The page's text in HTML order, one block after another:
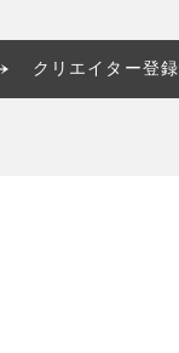
クリエイター登録